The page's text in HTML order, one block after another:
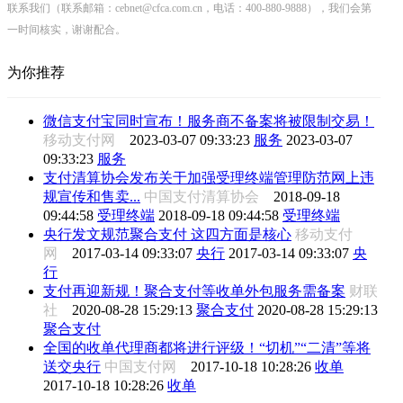
联系我们（联系邮箱：cebnet@cfca.com.cn，电话：400-880-9888），我们会第
一时间核实，谢谢配合。
为你推荐
微信支付宝同时宣布！服务商不备案将被限制交易！
移动支付网 2023-03-07 09:33:23 服务 2023-03-07
09:33:23 服务
支付清算协会发布关于加强受理终端管理防范网上违
规宣传和售卖... 中国支付清算协会 2018-09-18
09:44:58 受理终端 2018-09-18 09:44:58 受理终端
央行发文规范聚合支付 这四方面是核心 移动支付
网 2017-03-14 09:33:07 央行 2017-03-14 09:33:07 央
行
支付再迎新规！聚合支付等收单外包服务需备案 财联
社 2020-08-28 15:29:13 聚合支付 2020-08-28 15:29:13
聚合支付
全国的收单代理商都将进行评级！“切机”“二清”等将
送交央行 中国支付网 2017-10-18 10:28:26 收单
2017-10-18 10:28:26 收单